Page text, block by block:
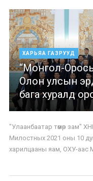
ХАРЬЯА ГАЗРУУД
“Монгол-
Олон улсын
бага хуралд
"Улаанбаатар төмөр зам"
Милостных 2021 оны 10
харилцааны яам, ОХУ-аас